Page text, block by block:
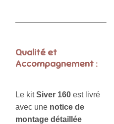
Qualité et
Accompagnement :
Le kitSiver 160 est livré
avec une notice de
montage détaillée